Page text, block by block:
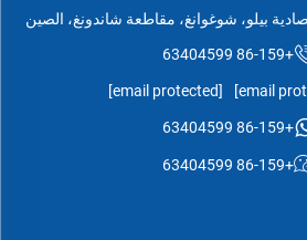
بيلو، شوغوانغ، مقاطعة شاندونغ، الصين
+86-159 63404599
[email protected]
+86-159 63404599
+86-159 63404599